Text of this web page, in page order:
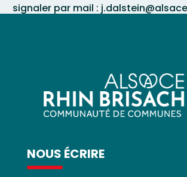
signaler par mail :
NOUS ÉCRIRE